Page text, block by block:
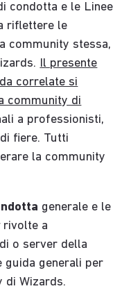
condotta e le Linee
riflettere le
community stessa,
Il presente
correlate si
community di
a professionisti,
fiere. Tutti
la community
generale e le
rivolte a
o server della
guida generali per
di Wizards.